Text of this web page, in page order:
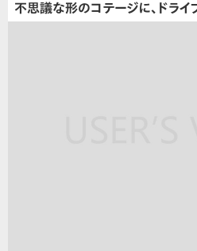
不思議な形のコテージに、ドラ